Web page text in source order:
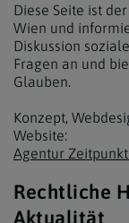
Diese Seite ist
Wien und
Diskussion
Fragen an und
Glauben.
Konzept,
Website:
Agentur
Rechtliche
Aktualität